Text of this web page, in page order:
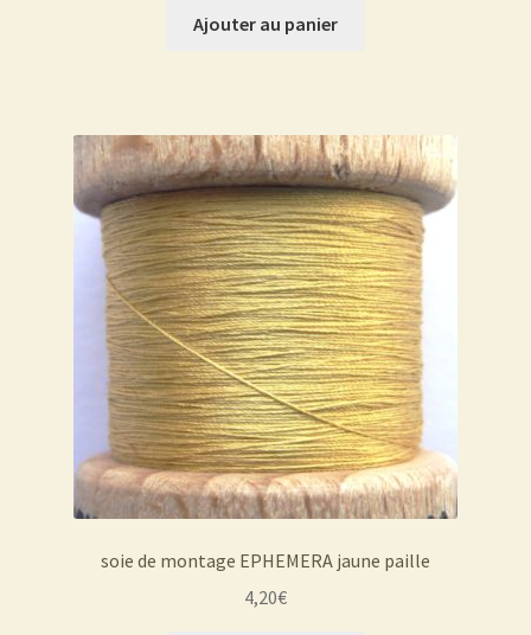
Ajouter au panier
soie de montage EPHEMERA jaune paille
4,20€